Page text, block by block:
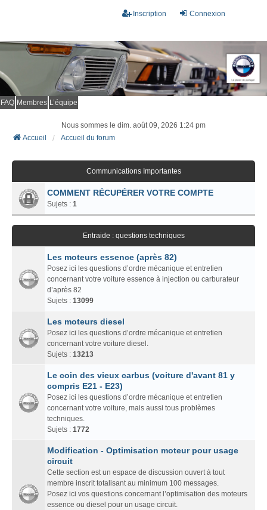
Connexion
Inscription
FAQ Membres L’équipe
Nous sommes le dim. août 09, 2026 1:24 pm
Accueil
Accueil du forum
Communications Importantes
COMMENT RÉCUPÉRER VOTRE COMPTE
Sujets : 1
Entraide : questions techniques
Les moteurs essence (après 82)
Posez ici les questions d’ordre mécanique et entretien
concernant votre voiture essence à injection ou carburateur
d’après 82
Sujets : 13099
Les moteurs diesel
Posez ici les questions d’ordre mécanique et entretien
concernant votre voiture diesel.
Sujets : 13213
Le coin des vieux carbus (voiture d'avant 81 y
compris E21 - E23)
Posez ici les questions d’ordre mécanique et entretien
concernant votre voiture, mais aussi tous problèmes
techniques.
Sujets : 1772
Modification - Optimisation moteur pour usage
circuit
Cette section est un espace de discussion ouvert à tout
membre inscrit totalisant au minimum 100 messages.
Posez ici vos questions concernant l’optimisation des moteurs
essence ou diesel pour un usage circuit.